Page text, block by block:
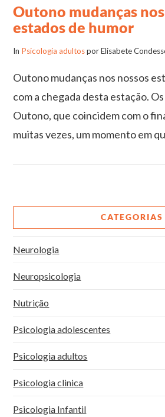
VIEW POST
Outono mudanças
estados de humor
In Psicologia adultospor Elisabete
Outono mudanças nos nossos
com a chegada desta estação.
Outono, que coincidem com o
muitas vezes, um momento em
CATEGORIAS
Neurologia
Neuropsicologia
Nutrição
Psicologia adolescentes
Psicologia adultos
Psicologia clinica
Psicologia Infantil